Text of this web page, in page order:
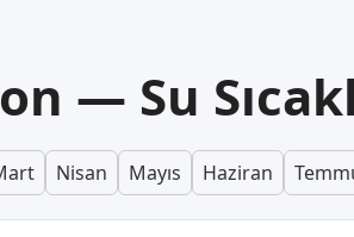
— Su
Nisan Mayıs Haziran